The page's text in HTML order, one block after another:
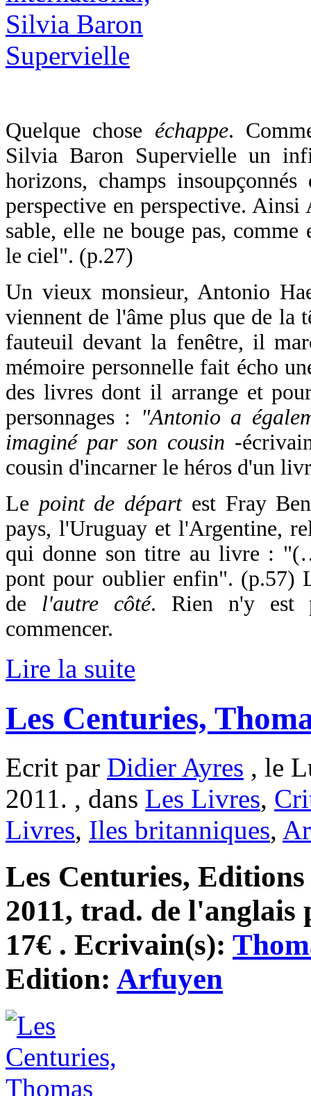
Quelque chose échappe.
Silvia Baron Supervielle un
horizons, champs
perspective en perspective.
sable, elle ne bouge pas,
le ciel". (p.27)
Un vieux monsieur, Antonio
viennent de l'âme plus que de la
fauteuil devant la fenêtre, il
mémoire personnelle fait écho
des livres dont il arrange et
personnages : "Antonio a
imaginé par son cousin -
cousin d'incarner le héros d'un
Le point de départest Fray
pays, l'Uruguay et l'Argentine,
qui donne son titre au livre :
pont pour oublier enfin". (p.57)
de l'autre côté. Rien n'y est
commencer.
Lire la suite
Les Centuries,
Ecrit par Didier Ayres , le
2011. , dans Les Livres,
Livres, Iles britanniques,
Les Centuries,
2011, trad. de
17€ . Ecrivain(s):
Edition: Arfuyen